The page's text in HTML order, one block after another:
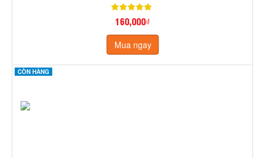
160,000₫
Mua ngay
CÒN HÀNG